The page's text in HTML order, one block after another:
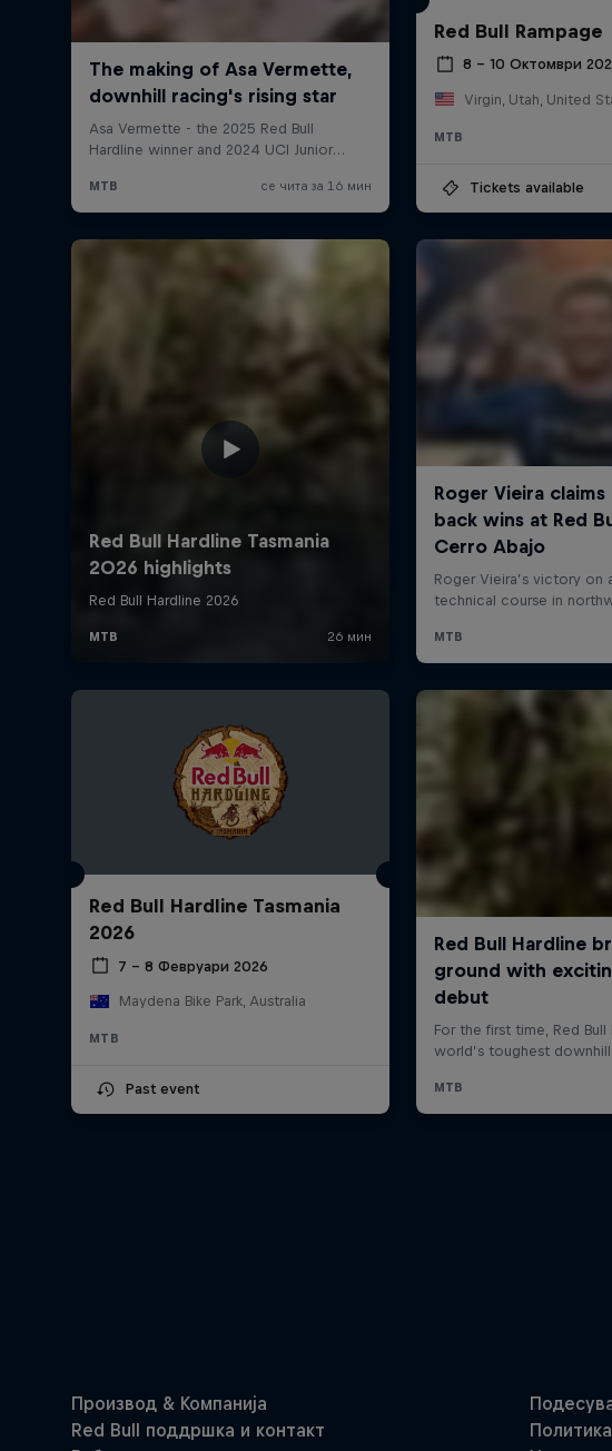
Red Bull Rampage
8 – 10 Октомври
Virgin, Utah, United
MTB
Tickets available
Red Bull Hardline Tasmania
2026
7 – 8 Февруари 2026
Maydena Bike Park, Australia
MTB
Past event